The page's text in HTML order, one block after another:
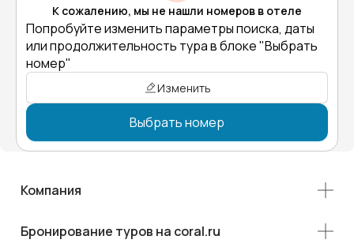
К сожалению, мы не нашли номеров в отеле
Попробуйте изменить параметры поиска, даты
или продолжительность тура в блоке "Выбрать
номер"
Изменить
Выбрать номер
Компания
Бронирование туров на coral.ru